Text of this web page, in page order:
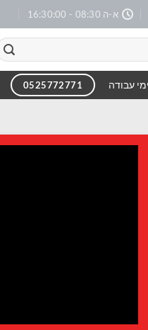
א-ה 08:30 - 16:30:00
0525772771